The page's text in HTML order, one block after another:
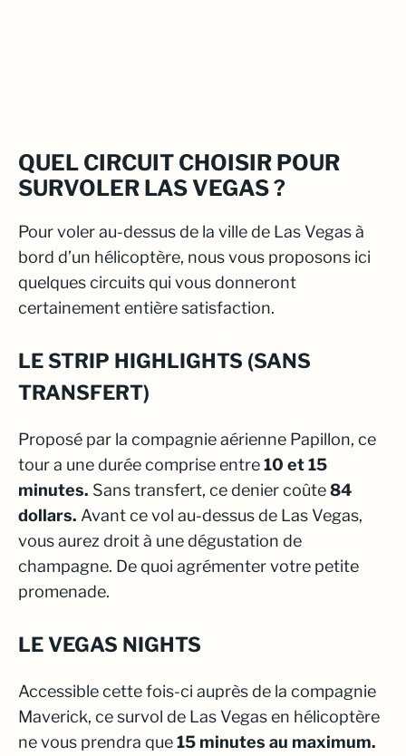
QUEL CIRCUIT CHOISIR POUR
SURVOLER LAS VEGAS ?
Pour voler au-dessus de la ville de Las Vegas à
bord d’un hélicoptère, nous vous proposons ici
quelques circuits qui vous donneront
certainement entière satisfaction.
LE STRIP HIGHLIGHTS (SANS
TRANSFERT)
Proposé par la compagnie aérienne Papillon, ce
tour a une durée comprise entre10 et 15
minutes. Sans transfert, ce denier coûte84
dollars. Avant ce vol au-dessus de Las Vegas,
vous aurez droit à une dégustation de
champagne. De quoi agrémenter votre petite
promenade.
LE VEGAS NIGHTS
Accessible cette fois-ci auprès de la compagnie
Maverick, ce survol de Las Vegas en hélicoptère
ne vous prendra que15 minutes au maximum.